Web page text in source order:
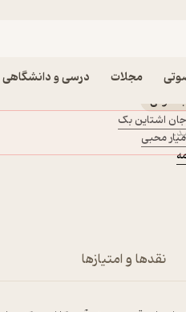
مجلات درسی و دانشگاهی
موش ها و آدم ها اثر
صوتی
جان اشتاین بک
محبی
نقدها و امتیازها